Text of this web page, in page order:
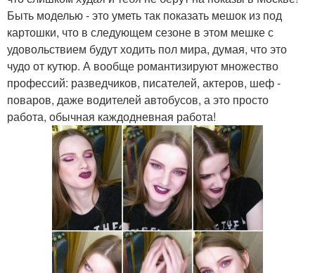
Быть моделью - это уметь так показать мешок из под
картошки, что в следующем сезоне в этом мешке с
удовольствием будут ходить пол мира, думая, что это
чудо от кутюр. А вообще романтизируют множество
профессий: разведчиков, писателей, актеров, шеф -
поваров, даже водителей автобусов, а это просто
работа, обычная каждодневная работа!